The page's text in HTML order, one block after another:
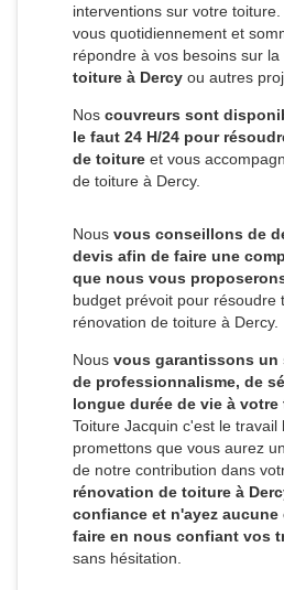
interventions sur votre
vous quotidiennement et
répondre à vos besoins sur la
toiture à Dercy ou autres
Nos couvreurs sont
le faut 24 H/24 pour
de toiture et vous
de toiture à Dercy.
Nous vous conseillons de
devis afin de faire une
que nous vous
budget prévoit pour résoudre
rénovation de toiture à Dercy.
Nous vous garantissons un
de professionnalisme, de
longue durée de vie à votre
Toiture Jacquin c'est le travail
promettons que vous aurez
de notre contribution dans
rénovation de toiture à
confiance et n'ayez aucune
faire en nous confiant vos
sans hésitation.